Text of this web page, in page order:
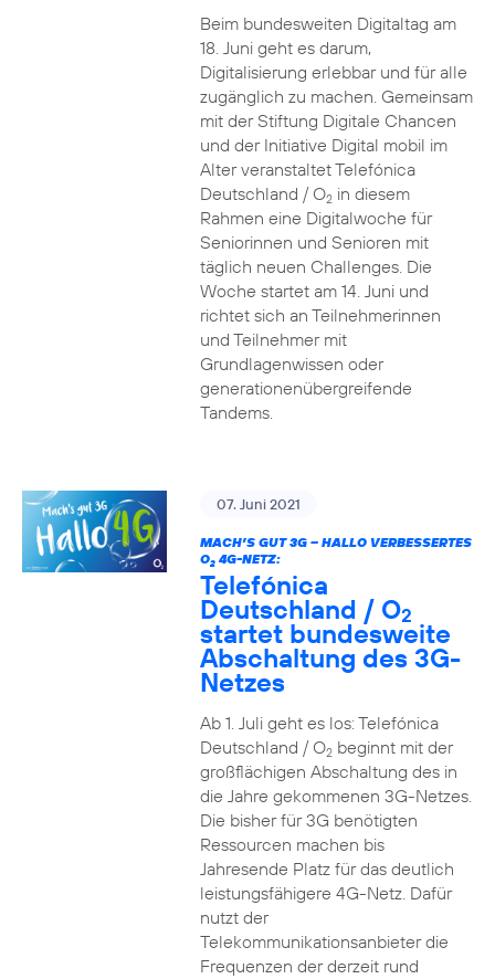
Beim bundesweiten Digitaltag am
18. Juni geht es darum,
Digitalisierung erlebbar und für alle
zugänglich zu machen. Gemeinsam
mit der Stiftung Digitale Chancen
und der Initiative Digital mobil im
Alter veranstaltet Telefónica
Deutschland / O2in diesem
Rahmen eine Digitalwoche für
Seniorinnen und Senioren mit
täglich neuen Challenges. Die
Woche startet am 14. Juni und
richtet sich an Teilnehmerinnen
und Teilnehmer mit
Grundlagenwissen oder
generationenübergreifende
Tandems.
07. Juni 2021
MACH’S GUT 3G – HALLO VERBESSERTES
O24G-NETZ:
Telefónica
Deutschland / O2
startet bundesweite
Abschaltung des 3G-
Netzes
Ab 1. Juli geht es los: Telefónica
Deutschland / O2beginnt mit der
großflächigen Abschaltung des in
die Jahre gekommenen 3G-Netzes.
Die bisher für 3G benötigten
Ressourcen machen bis
Jahresende Platz für das deutlich
leistungsfähigere 4G-Netz. Dafür
nutzt der
Telekommunikationsanbieter die
Frequenzen der derzeit rund